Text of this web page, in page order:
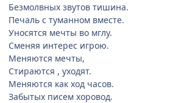
Безмолвных звутов тишина.
Печаль с туманном вместе.
Уносятся мечты во мглу.
Сменяя интерес игрою.
Меняются мечты,
Стираются , уходят.
Меняются как ход часов.
Забытых писем хоровод.